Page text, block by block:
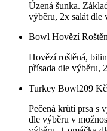
Úzená šunka.
výběru, 2x salát dle
Bowl Hovězí
Hovězí roštěná,
přísada dle výběru,
Turkey Bowl209 Kč
Pečená krůtí prsa s
dle výběru v